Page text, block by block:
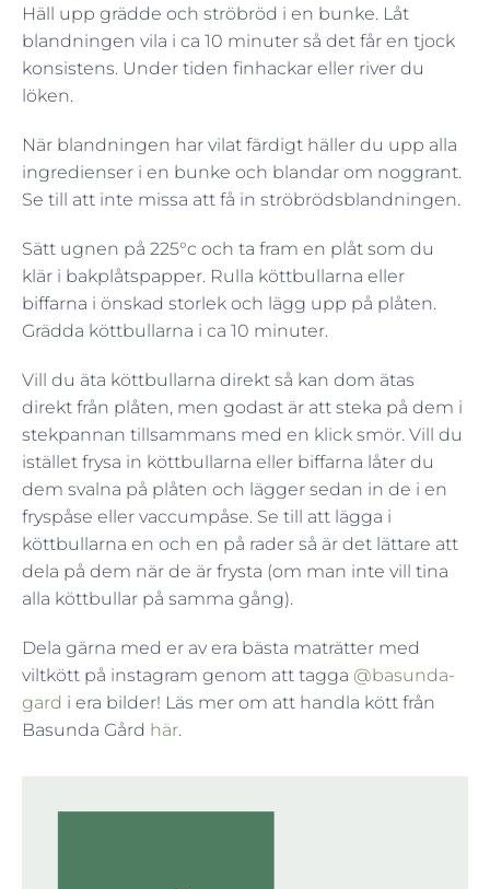
Häll upp grädde och ströbröd i en bunke. Låt
blandningen vila i ca 10 minuter så det får en tjock
konsistens. Under tiden finhackar eller river du
löken.
När blandningen har vilat färdigt häller du upp alla
ingredienser i en bunke och blandar om noggrant.
Se till att inte missa att få in ströbrödsblandningen.
Sätt ugnen på 225°c och ta fram en plåt som du
klär i bakplåtspapper. Rulla köttbullarna eller
biffarna i önskad storlek och lägg upp på plåten.
Grädda köttbullarna i ca 10 minuter.
Vill du äta köttbullarna direkt så kan dom ätas
direkt från plåten, men godast är att steka på dem i
stekpannan tillsammans med en klick smör. Vill du
istället frysa in köttbullarna eller biffarna låter du
dem svalna på plåten och lägger sedan in de i en
fryspåse eller vaccumpåse. Se till att lägga i
köttbullarna en och en på rader så är det lättare att
dela på dem när de är frysta (om man inte vill tina
alla köttbullar på samma gång).
Dela gärna med er av era bästa maträtter med
viltkött på instagram genom att tagga @basunda-
gard i era bilder! Läs mer om att handla kött från
Basunda Gård här.